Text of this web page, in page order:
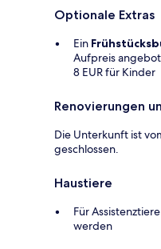
Optionale Extras
Ein
Aufpreis
8 EUR für Kinder
Renovierungen
Die Unterkunft ist
geschlossen.
Haustiere
Für
werden